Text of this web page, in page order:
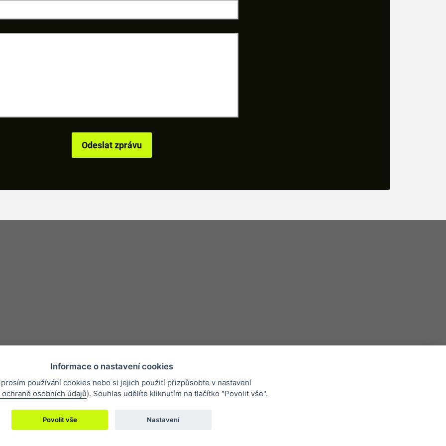
Nejčastější otázky Ochrana osobních údajů O společnosti Whistleblowing
Informace o nastavení cookies
používání cookies nebo si jejich použití přizpůsobte v nastavení
osobních údajů). Souhlas udělíte kliknutím na tlačítko "Povolit vše".
Povolit vše Nastavení